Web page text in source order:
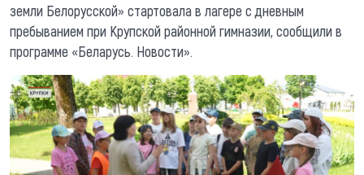
земли Белорусской» стартовала в лагере с дневным
пребыванием при Крупской районной гимназии, сообщили в
программе «Беларусь. Новости».